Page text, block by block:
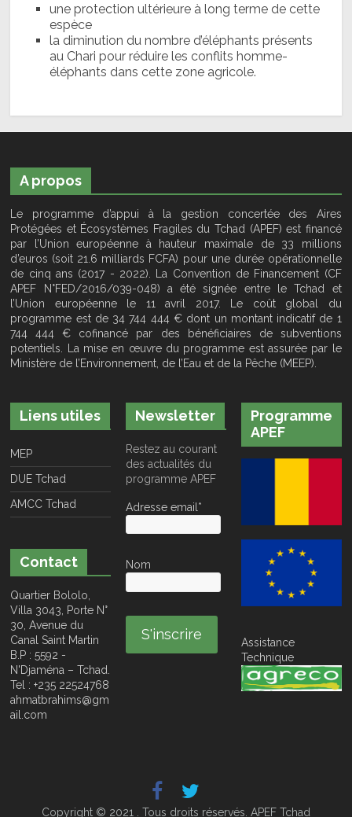
une protection ultérieure à long terme de cette
espèce
la diminution du nombre d’éléphants présents
au Chari pour réduire les conflits homme-
éléphants dans cette zone agricole.
A propos
Le programme d’appui à la gestion concertée des Aires
Protégées et Écosystèmes Fragiles du Tchad (APEF) est financé
par l’Union européenne à hauteur maximale de 33 millions
d’euros (soit 21.6 milliards FCFA) pour une durée opérationnelle
de cinq ans (2017 - 2022). La Convention de Financement (CF
APEF N°FED/2016/039-048) a été signée entre le Tchad et
l’Union européenne le 11 avril 2017. Le coût global du
programme est de 34 744 444 € dont un montant indicatif de 1
744 444 € cofinancé par des bénéficiaires de subventions
potentiels. La mise en œuvre du programme est assurée par le
Ministère de l’Environnement, de l’Eau et de la Pêche (MEEP).
Liens utiles
MEP
DUE Tchad
AMCC Tchad
Contact
Quartier Bololo,
Villa 3043, Porte N°
30, Avenue du
Canal Saint Martin
B.P : 5592 -
N'Djaména – Tchad.
Tel : +235 22524768
ahmatbrahims@gm
ail.com
Newsletter
Restez au courant
des actualités du
programme APEF
Adresse email*
Nom
Programme
APEF
Assistance
Technique
Copyright © 2021 . Tous droits réservés. APEF Tchad